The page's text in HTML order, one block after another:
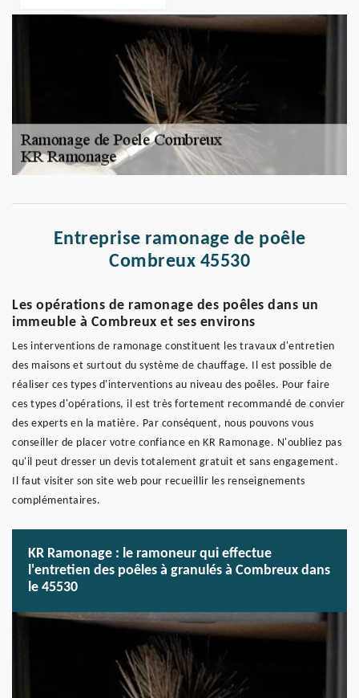
Entreprise ramonage de poêle
Combreux 45530
Les opérations de ramonage des poêles dans un
immeuble à Combreux et ses environs
Les interventions de ramonage constituent les travaux d'entretien
des maisons et surtout du système de chauffage. Il est possible de
réaliser ces types d'interventions au niveau des poêles. Pour faire
ces types d'opérations, il est très fortement recommandé de convier
des experts en la matière. Par conséquent, nous pouvons vous
conseiller de placer votre confiance en KR Ramonage. N'oubliez pas
qu'il peut dresser un devis totalement gratuit et sans engagement.
Il faut visiter son site web pour recueillir les renseignements
complémentaires.
KR Ramonage : le ramoneur qui effectue
l'entretien des poêles à granulés à Combreux dans
le 45530